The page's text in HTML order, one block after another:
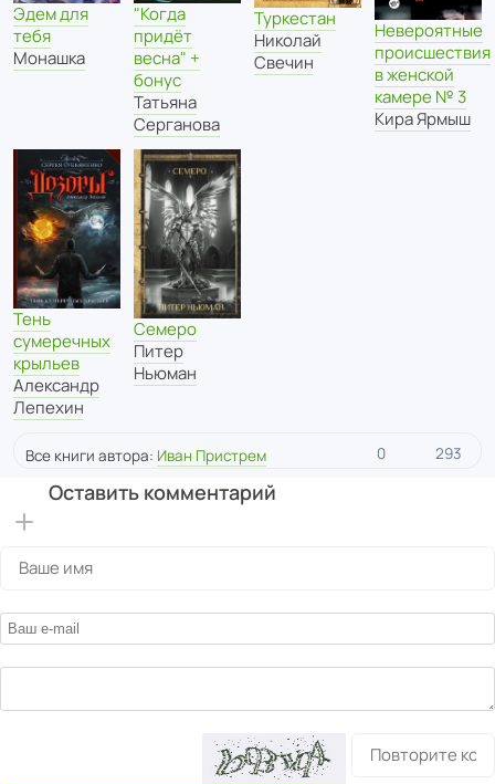
Эдем для
тебя
Монашка
"Когда
придёт
весна" +
бонус
Татьяна
Серганова
Туркестан
Николай
Свечин
Невероятные
происшествия
в женской
камере № 3
Кира Ярмыш
Тень
сумеречных
крыльев
Александр
Лепехин
Семеро
Питер
Ньюман
Все книги автора: Иван Пристрем 0 293
Оставить комментарий